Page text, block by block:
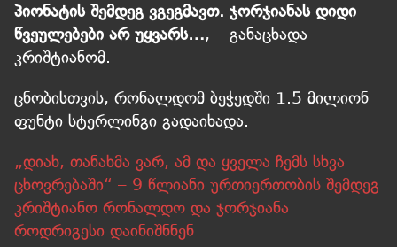
პი­ო­ნა­ტის შემ­დეგ ვგეგ­მავთ. ჯორ­ჯი­ანას დიდი
წვე­უ­ლე­ბე­ბი არ უყ­ვარს…, – განაცხადა
კრიშტიანომ.
ცნობისთვის, რო­ნალ­დომ ბე­ჭედ­ში 1.5 მი­ლი­ო­ნ
ფუნტი სტერ­ლინგი გადაიხადა.
„დიახ, თანახმა ვარ, ამ და ყველა ჩემს სხვა
ცხოვრებაში“ – 9 წლიანი ურთიერთობის შემდეგ
კრიშტიანო რონალდო და ჯორჯიანა
როდრიგესი დაინიშნნენ